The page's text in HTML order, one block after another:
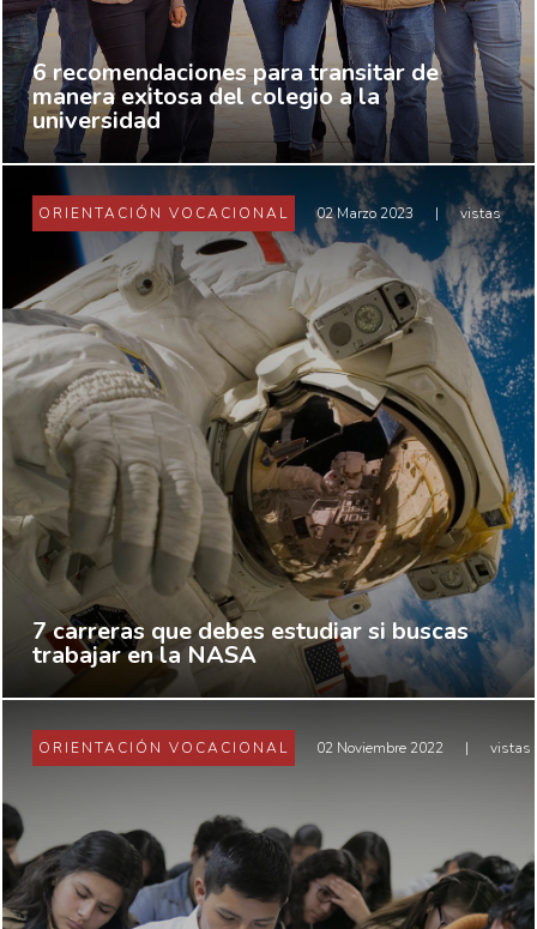
6 recomendaciones para transitar de
manera exitosa del colegio a la
universidad
ORIENTACIÓN VOCACIONAL 02 Marzo 2023 | vistas
7 carreras que debes estudiar si buscas
trabajar en la NASA
ORIENTACIÓN VOCACIONAL 02 Noviembre 2022 | vistas